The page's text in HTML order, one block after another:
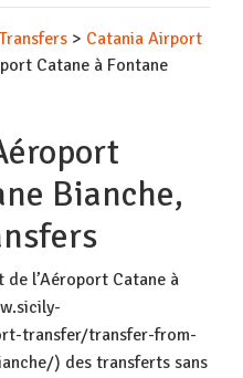
> Catania Airport
Catane à Fontane
Bianche,
l’Aéroport Catane à
transfer/transfer-from-
) des transferts sans